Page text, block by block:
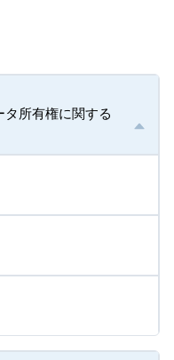
所有権に関する